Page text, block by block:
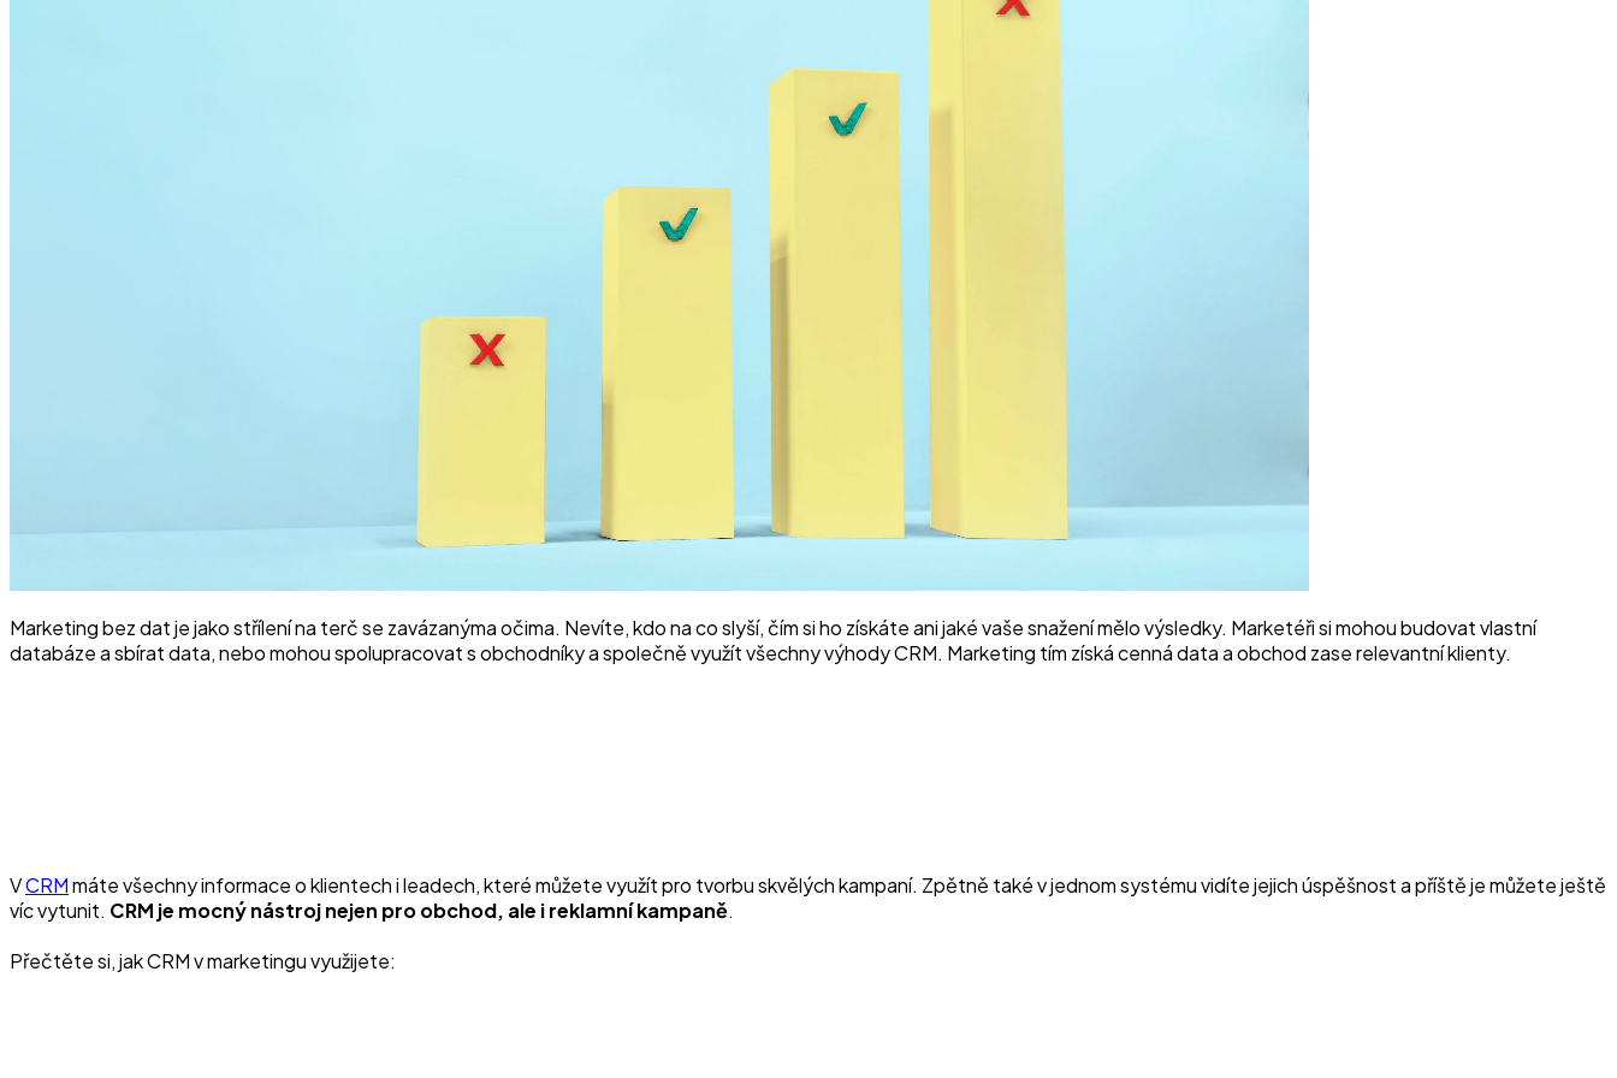
Marketing bez dat je jako střílení na terč se zavázanýma očima. Nevíte, kdo na co slyší, čím si ho získáte ani jaké vaše snažení mělo výsledky. Marketéři si mohou budovat vlastní
databáze a sbírat data, nebo mohou spolupracovat s obchodníky a společně využít všechny výhody CRM. Marketing tím získá cenná data a obchod zase relevantní klienty.
VCRMmáte všechny informace o klientech i leadech, které můžete využít pro tvorbu skvělých kampaní. Zpětně také v jednom systému vidíte jejich úspěšnost a příště je můžete ještě
víc vytunit. CRM je mocný nástroj nejen pro obchod, ale i reklamní kampaně.
Přečtěte si, jak CRM v marketingu využijete: